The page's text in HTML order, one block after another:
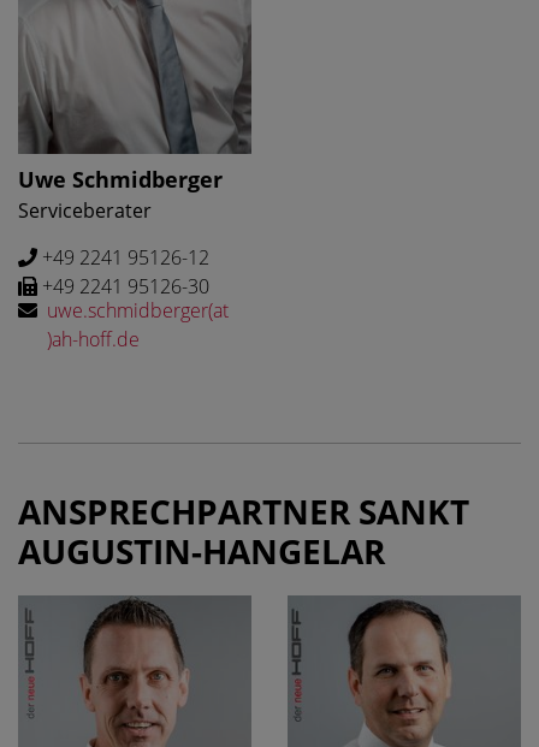
Uwe Schmidberger
Serviceberater
+49 2241 95126-12
+49 2241 95126-30
uwe.schmidberger(at
)ah-hoff.de
ANSPRECHPARTNER SANKT
AUGUSTIN-HANGELAR